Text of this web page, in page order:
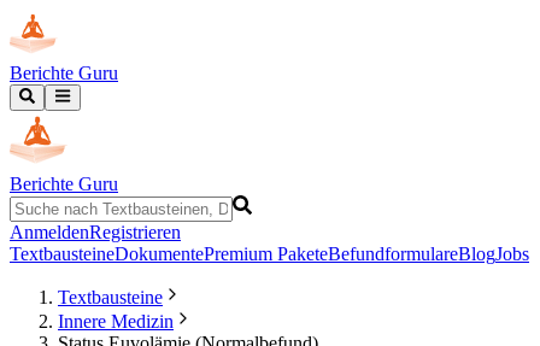
Berichte Guru
Berichte Guru
AnmeldenRegistrieren
TextbausteineDokumentePremium PaketeBefundformulareBlogJobs
Textbausteine
Innere Medizin